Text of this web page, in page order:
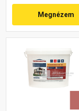
Megnézem